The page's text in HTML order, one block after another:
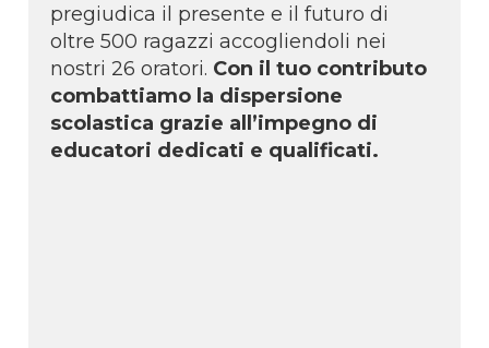
pregiudica il presente e il futuro di
oltre 500 ragazzi accogliendoli nei
nostri 26 oratori. Con il tuo contributo
combattiamo la dispersione
scolastica grazie all’impegno di
educatori dedicati e qualificati.